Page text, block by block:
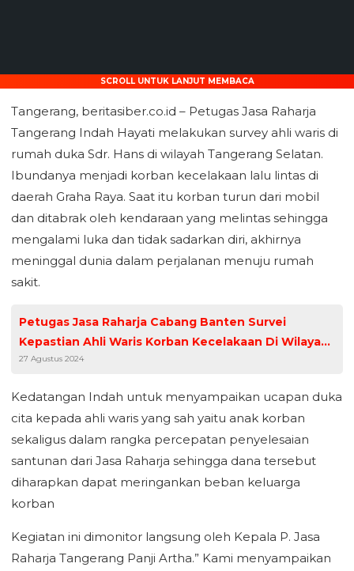
SCROLL UNTUK LANJUT MEMBACA
Tangerang, beritasiber.co.id – Petugas Jasa Raharja
Tangerang Indah Hayati melakukan survey ahli waris di
rumah duka Sdr. Hans di wilayah Tangerang Selatan.
Ibundanya menjadi korban kecelakaan lalu lintas di
daerah Graha Raya. Saat itu korban turun dari mobil
dan ditabrak oleh kendaraan yang melintas sehingga
mengalami luka dan tidak sadarkan diri, akhirnya
meninggal dunia dalam perjalanan menuju rumah
sakit.
Petugas Jasa Raharja Cabang Banten Survei
Kepastian Ahli Waris Korban Kecelakaan Di Wilayah
Petir Kabupaten Serang
27 Agustus 2024
Kedatangan Indah untuk menyampaikan ucapan duka
cita kepada ahli waris yang sah yaitu anak korban
sekaligus dalam rangka percepatan penyelesaian
santunan dari Jasa Raharja sehingga dana tersebut
diharapkan dapat meringankan beban keluarga
korban
Kegiatan ini dimonitor langsung oleh Kepala P. Jasa
Raharja Tangerang Panji Artha.” Kami menyampaikan